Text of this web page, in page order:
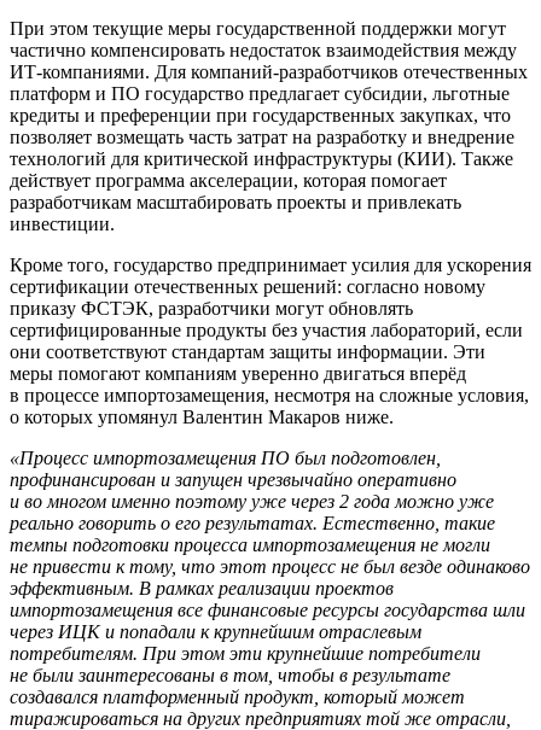
При этом текущие меры государственной поддержки могут
частично компенсировать недостаток взаимодействия между
ИТ-компаниями. Для компаний-разработчиков отечественных
платформ и ПО государство предлагает субсидии, льготные
кредиты и преференции при государственных закупках, что
позволяет возмещать часть затрат на разработку и внедрение
технологий для критической инфраструктуры (КИИ). Также
действует программа акселерации, которая помогает
разработчикам масштабировать проекты и привлекать
инвестиции.
Кроме того, государство предпринимает усилия для ускорения
сертификации отечественных решений: согласно новому
приказу ФСТЭК, разработчики могут обновлять
сертифицированные продукты без участия лабораторий, если
они соответствуют стандартам защиты информации. Эти
меры помогают компаниям уверенно двигаться вперёд
в процессе импортозамещения, несмотря на сложные условия,
о которых упомянул Валентин Макаров ниже.
«Процесс импортозамещения ПО был подготовлен,
профинансирован и запущен чрезвычайно оперативно
и во многом именно поэтому уже через 2 года можно уже
реально говорить о его результатах. Естественно, такие
темпы подготовки процесса импортозамещения не могли
не привести к тому, что этот процесс не был везде одинаково
эффективным. В рамках реализации проектов
импортозамещения все финансовые ресурсы государства шли
через ИЦК и попадали к крупнейшим отраслевым
потребителям. При этом эти крупнейшие потребители
не были заинтересованы в том, чтобы в результате
создавался платформенный продукт, который может
тиражироваться на других предприятиях той же отрасли,